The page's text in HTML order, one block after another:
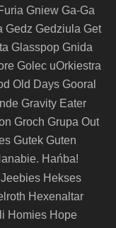
Gniew Ga-Ga
Gedz Gedziula Get
Glasspop Gnida
Golec uOrkiestra
Old Days Gooral
Gravity Eater
Groch Grupa Out
Gutek Guten
Hańba!
Hekses
Hexenaltar
Homies Hope